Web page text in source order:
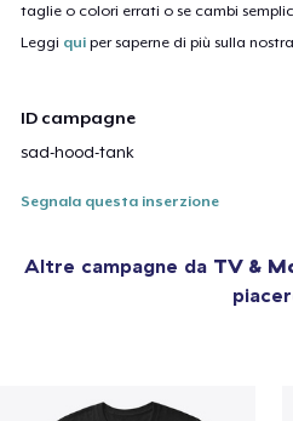
taglie o colori errati o se cambi
Leggi qui per saperne di più sulla
ID campagne
sad-hood-tank
Segnala questa inserzione
Altre campagne da TV &